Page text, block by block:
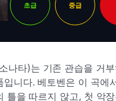
초급 중급
나타)는 기존 관습을 거
입니다. 베토벤은 이 곡에
틀을 따르지 않고, 첫 악